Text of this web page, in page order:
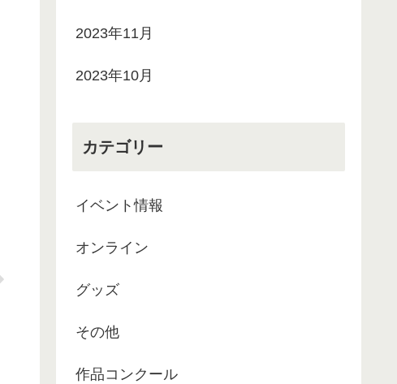
2023年11月
2023年10月
カテゴリー
イベント情報
オンライン
グッズ
その他
作品コンクール